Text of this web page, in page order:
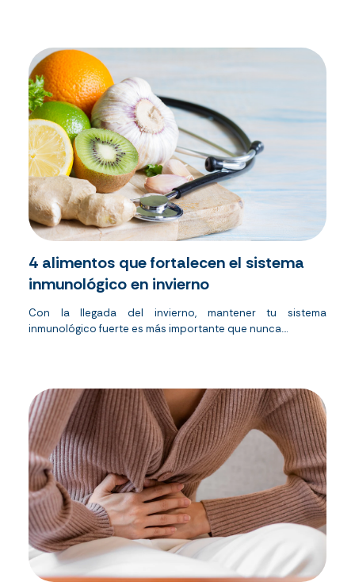
4 alimentos que fortalecen el sistema
inmunológico en invierno
Con la llegada del invierno, mantener tu sistema
inmunológico fuerte es más importante que nunca....